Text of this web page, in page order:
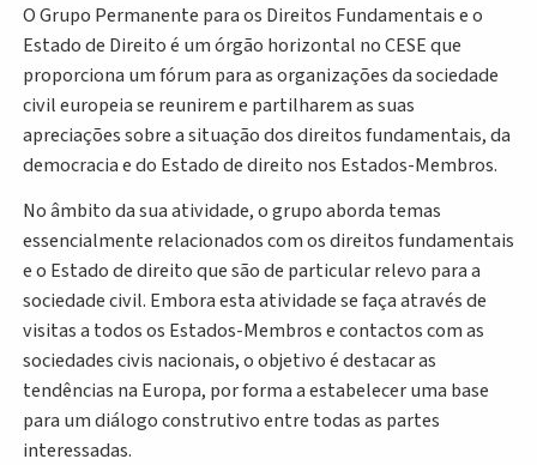
O Grupo Permanente para os Direitos Fundamentais e o
Estado de Direito é um órgão horizontal no CESE que
proporciona um fórum para as organizações da sociedade
civil europeia se reunirem e partilharem as suas
apreciações sobre a situação dos direitos fundamentais, da
democracia e do Estado de direito nos Estados-Membros.
No âmbito da sua atividade, o grupo aborda temas
essencialmente relacionados com os direitos fundamentais
e o Estado de direito que são de particular relevo para a
sociedade civil. Embora esta atividade se faça através de
visitas a todos os Estados-Membros e contactos com as
sociedades civis nacionais, o objetivo é destacar as
tendências na Europa, por forma a estabelecer uma base
para um diálogo construtivo entre todas as partes
interessadas.